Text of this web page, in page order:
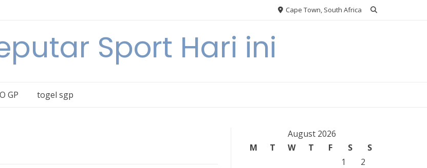
Cape Town, South Africa
Sport Hari ini
GP togel sgp
August 2026
M
T W T F S
S
1
2